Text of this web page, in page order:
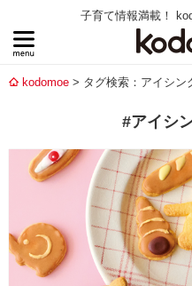
子育て情報満載！
kodomoe タグ検索：アイシン
#アイシ